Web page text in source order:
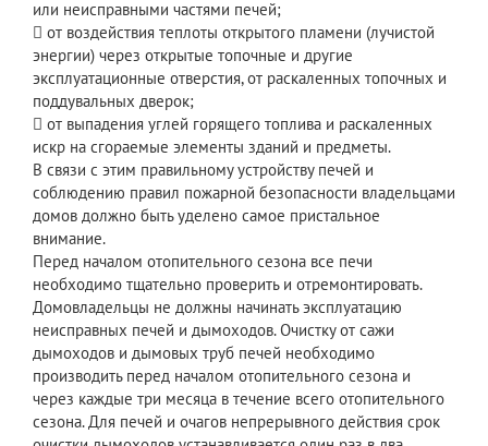
или неисправными частями печей;
 от воздействия теплоты открытого пламени (лучистой
энергии) через открытые топочные и другие
эксплуатационные отверстия, от раскаленных топочных и
поддувальных дверок;
 от выпадения углей горящего топлива и раскаленных
искр на сгораемые элементы зданий и предметы.
В связи с этим правильному устройству печей и
соблюдению правил пожарной безопасности владельцами
домов должно быть уделено самое пристальное
внимание.
Перед началом отопительного сезона все печи
необходимо тщательно проверить и отремонтировать.
Домовладельцы не должны начинать эксплуатацию
неисправных печей и дымоходов. Очистку от сажи
дымоходов и дымовых труб печей необходимо
производить перед началом отопительного сезона и
через каждые три месяца в течение всего отопительного
сезона. Для печей и очагов непрерывного действия срок